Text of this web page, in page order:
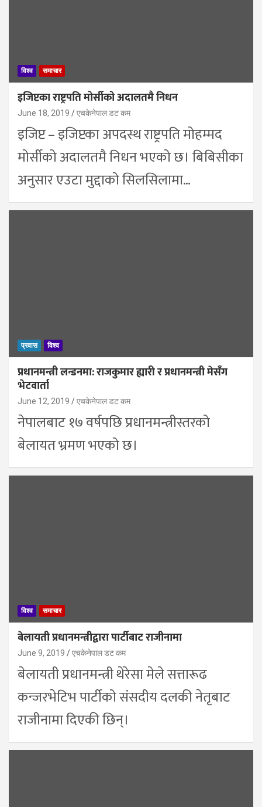
विश्व समाचार
इजिप्टका राष्ट्रपति मोर्सीको अदालतमै निधन
June 18, 2019 एचकेनेपाल डट कम
इजिप्ट – इजिप्टका अपदस्थ राष्ट्रपति मोहम्मद
मोर्सीको अदालतमै निधन भएको छ। बिबिसीका
अनुसार एउटा मुद्दाको सिलसिलामा…
प्रवास विश्व
प्रधानमन्त्री लन्डनमा: राजकुमार ह्यारी र प्रधानमन्त्री मेसँग
भेटवार्ता
June 12, 2019 एचकेनेपाल डट कम
नेपालबाट १७ वर्षपछि प्रधानमन्त्रीस्तरको
बेलायत भ्रमण भएको छ।
विश्व समाचार
बेलायती प्रधानमन्त्रीद्वारा पार्टीबाट राजीनामा
June 9, 2019 एचकेनेपाल डट कम
बेलायती प्रधानमन्त्री थेरेसा मेले सत्तारूढ
कन्जरभेटिभ पार्टीको संसदीय दलकी नेतृबाट
राजीनामा दिएकी छिन्।